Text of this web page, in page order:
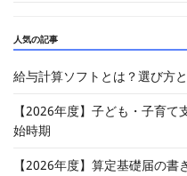
人気の記事
給与計算ソフトとは？選び方
【2026年度】子ども・子育
始時期
【2026年度】算定基礎届の